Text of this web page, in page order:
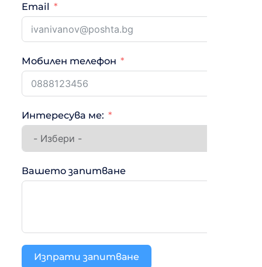
Email
Мобилен телефон
Интересува ме:
Вашето запитване
Изпрати запитване